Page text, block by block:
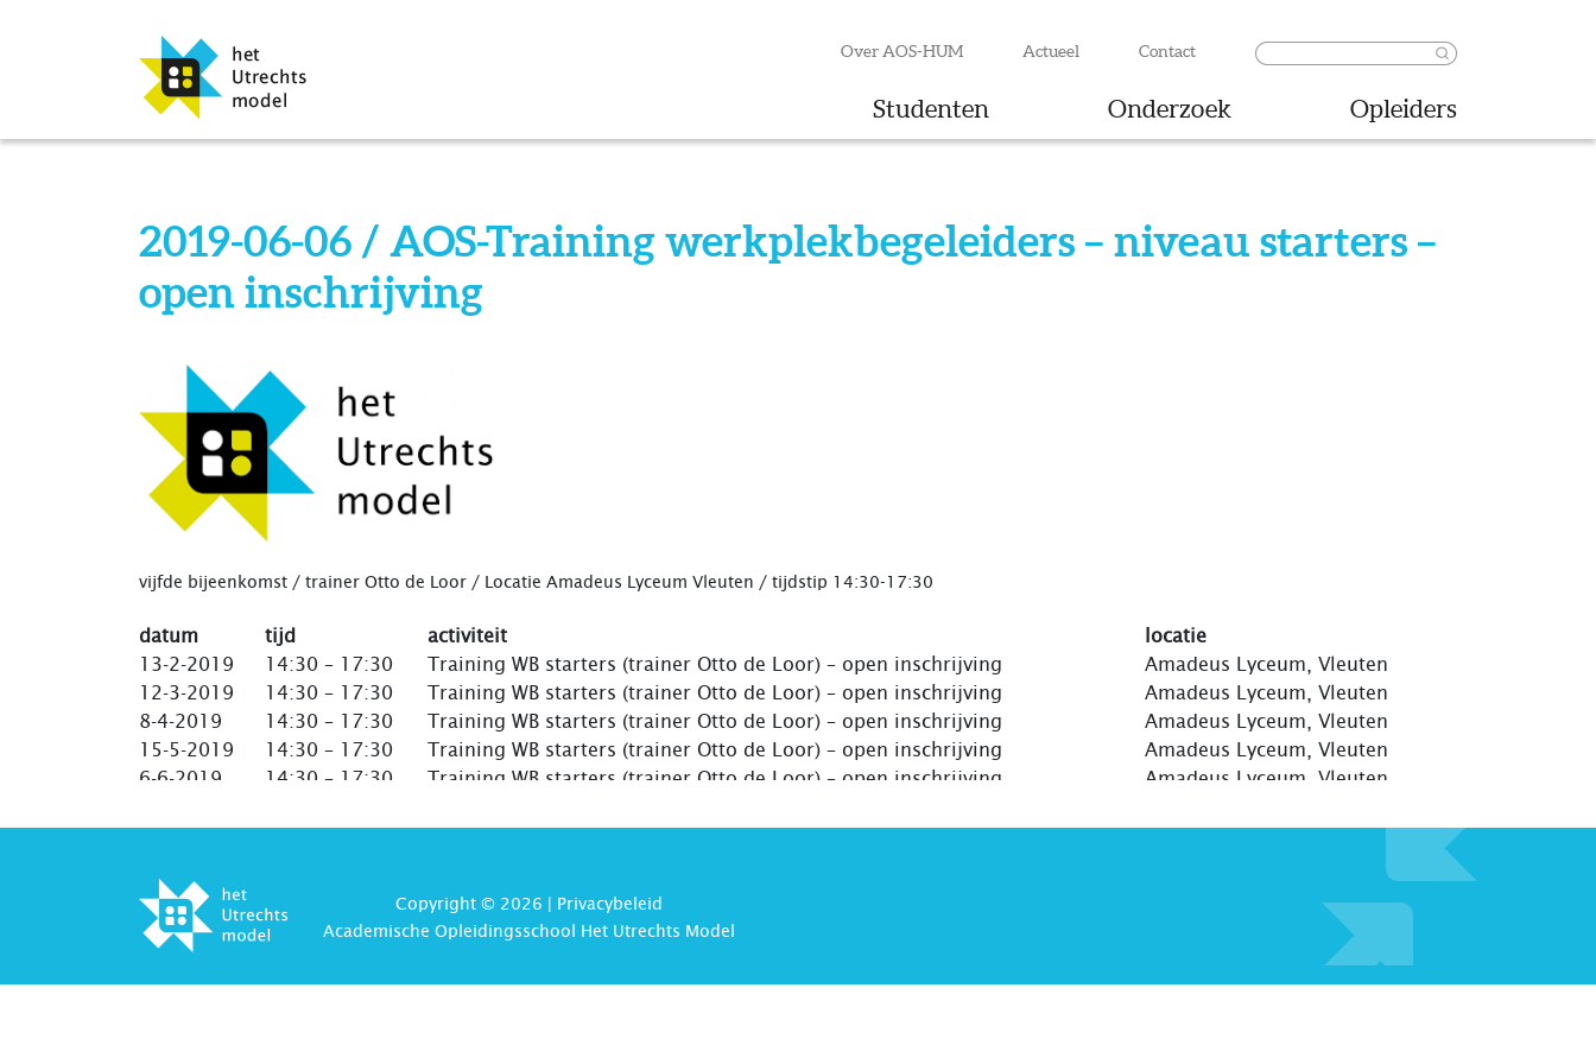
Over AOS-HUM Actueel Contact
Studenten Onderzoek Opleiders
2019-06-06 / AOS-Training werkplekbegeleiders – niveau starters –
open inschrijving
vijfde bijeenkomst / trainer Otto de Loor / Locatie Amadeus Lyceum Vleuten / tijdstip 14:30-17:30
datum tijd activiteit
locatie
13-2-2019
14:30 – 17:30 Training WB starters (trainer Otto de Loor) – open inschrijving
Amadeus Lyceum, Vleuten
12-3-2019
14:30 – 17:30 Training WB starters (trainer Otto de Loor) – open inschrijving
Amadeus Lyceum, Vleuten
8-4-2019
14:30 – 17:30 Training WB starters (trainer Otto de Loor) – open inschrijving
Amadeus Lyceum, Vleuten
15-5-2019
14:30 – 17:30 Training WB starters (trainer Otto de Loor) – open inschrijving
Amadeus Lyceum, Vleuten
6-6-2019
14:30 – 17:30 Training WB starters (trainer Otto de Loor) – open inschrijving Amadeus Lyceum, Vleuten
Copyright © 2026 | Privacybeleid
Academische Opleidingsschool Het Utrechts Model